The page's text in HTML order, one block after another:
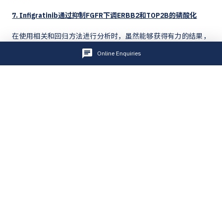
7. Infigratinib通过抑制FGFR下调ERBB2和TOP2B的磷酸化
在使用相关和回归方法进行分析时，虽然能够获得有力的结果，
但并不一定意味有因果关系。为了跟进前一部分的一些观察结
果，研究人员在FGFR2过表达和FGFR2抑制剂敏感的腭部肉瘤细
Online Enquiries